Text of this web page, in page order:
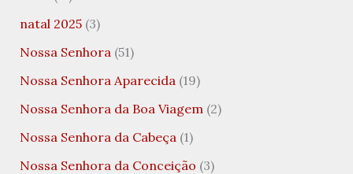
natal 2025(3)
Nossa Senhora(51)
Nossa Senhora Aparecida(19)
Nossa Senhora da Boa Viagem(2)
Nossa Senhora da Cabeça(1)
Nossa Senhora da Conceição (3)